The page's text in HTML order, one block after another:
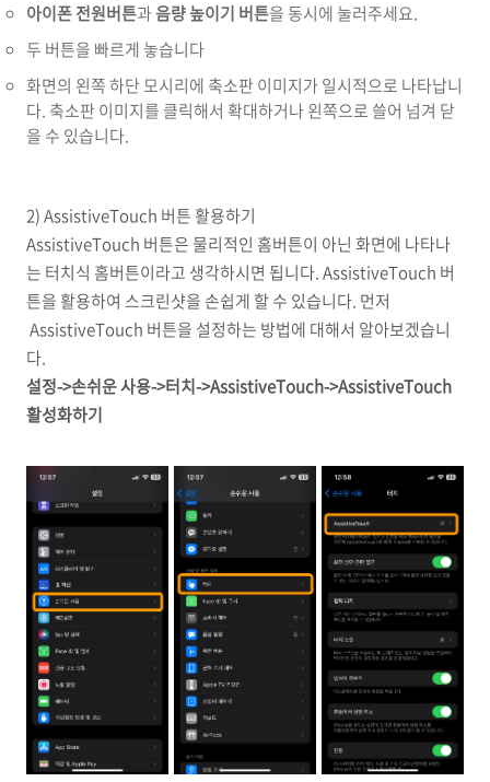
아이폰 전원버튼과음량 높이기 버튼을 동시에 눌러주세요.
두 버튼을 빠르게 놓습니다
화면의 왼쪽 하단 모시리에 축소판 이미지가 일시적으로 나타납니
다. 축소판 이미지를 클릭해서 확대하거나 왼쪽으로 쓸어 넘겨 닫
을 수 있습니다.
2) AssistiveTouch 버튼 활용하기
AssistiveTouch 버튼은 물리적인 홈버튼이 아닌 화면에 나타나
는 터치식 홈버튼이라고 생각하시면 됩니다. AssistiveTouch 버
튼을 활용하여 스크린샷을 손쉽게 할 수 있습니다. 먼저
AssistiveTouch 버튼을 설정하는 방법에 대해서 알아보겠습니
다.
설정->손쉬운 사용->터치->AssistiveTouch->AssistiveTouch
활성화하기